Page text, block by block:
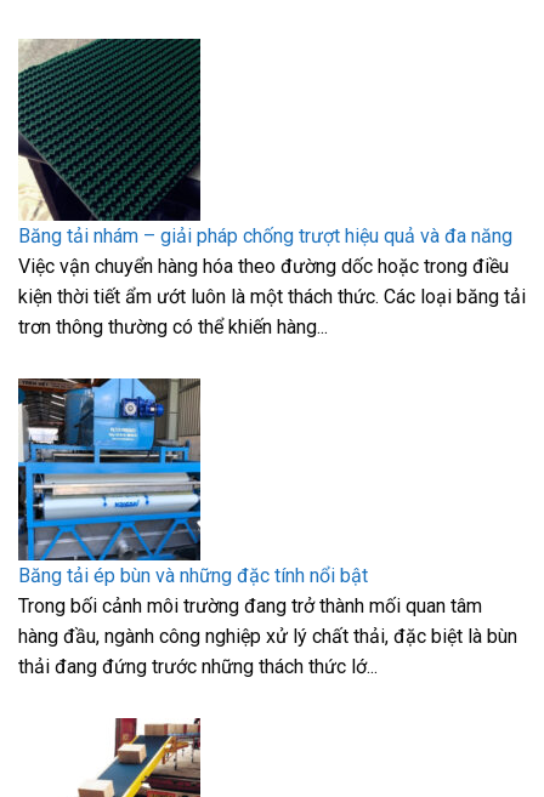
Băng tải nhám – giải pháp chống trượt hiệu quả và đa năng
Việc vận chuyển hàng hóa theo đường dốc hoặc trong điều
kiện thời tiết ẩm ướt luôn là một thách thức. Các loại băng tải
trơn thông thường có thể khiến hàng...
Băng tải ép bùn và những đặc tính nổi bật
Trong bối cảnh môi trường đang trở thành mối quan tâm
hàng đầu, ngành công nghiệp xử lý chất thải, đặc biệt là bùn
thải đang đứng trước những thách thức lớ...